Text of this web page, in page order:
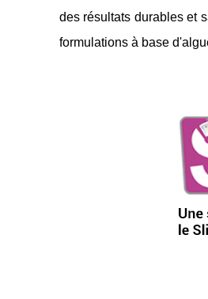
des résultats durables et
formulations à base